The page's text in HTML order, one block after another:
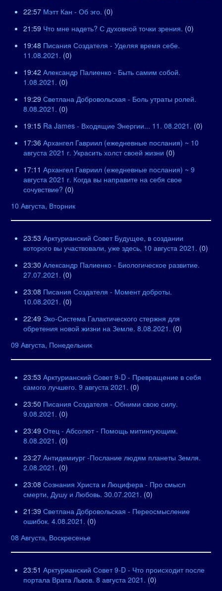
22:57 Мэтт Кан - Об эго. (0)
21:59 Что мне надеть? С духовной точки зрения. (0)
19:48 Писания Создателя - Уделяя время себе.
11.08.2021. (0)
19:42 Александр Палиенко - Быть самим собой.
1.08.2021. (0)
19:29 Светлана Добровольская - Боль утраты ролей.
8.08.2021. (0)
19:15 Ra James - Входящие Энергии... 11. 08.2021. (0)
17:36 Архангел Гавриил (ежедневные послания) ~ 10
августа 2021 г. Украсить холст своей жизни (0)
17:11 Архангел Гавриил (ежедневные послания) ~ 9
августа 2021 г. Когда вы направите на себя свое
сочувствие? (0)
10 Августа, Вторник
23:53 Арктурианский Совет Будущее, в создании
которого вы участвовали, уже здесь, 10 августа 2021. (0)
23:30 Александр Палиенко - Биологическое развитие.
27.07.2021. (0)
23:08 Писания Создателя - Момент доброты.
10.08.2021. (0)
22:49 Эко-Система Галактического стержня для
обретения новой жизни на Земле. 8.08.2021. (0)
09 Августа, Понедельник
23:53 Арктурианский Совет 9-D - Превращение в себя
самого лучшего. 9 августа 2021. (0)
23:50 Писания Создателя - Обними свою силу.
9.08.2021. (0)
23:49 Отец - Абсолют - Помощь митингующим.
8.08.2021. (0)
23:27 Антидемиург -Послание людям планеты Земля.
2.08.2021. (0)
23:08 Сознания Христа и Люцифера - Про смысл
смерти, Душу и Любовь. 30.07.2021. (0)
21:39 Светлана Добровольская - Переосмысление
ошибок. 4.08.2021. (0)
08 Августа, Воскресенье
23:51 Арктурианский Совет 9-D - Что происходит после
портала Врата Львов. 8 августа 2021. (0)